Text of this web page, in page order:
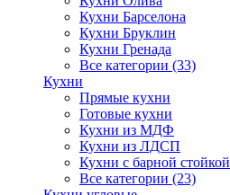
Кухни Барселона
Кухни Бруклин
Кухни Гренада
Все категории (33)
Кухни
Прямые кухни
Готовые кухни
Кухни из МДФ
Кухни из ЛДСП
Кухни с барной стойкой
Все категории (23)